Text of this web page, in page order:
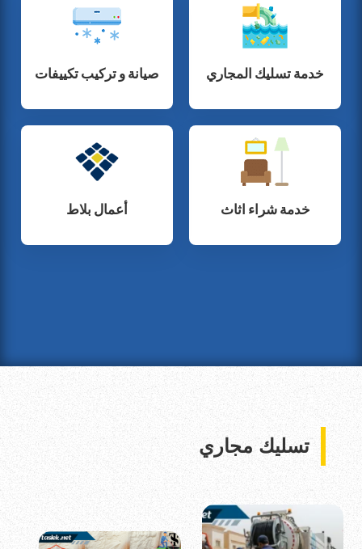
خدمة تسليك المجاري صيانة و تركيب تكييفات
خدمة شراء اثاث أعمال بلاط
تسليك مجاري